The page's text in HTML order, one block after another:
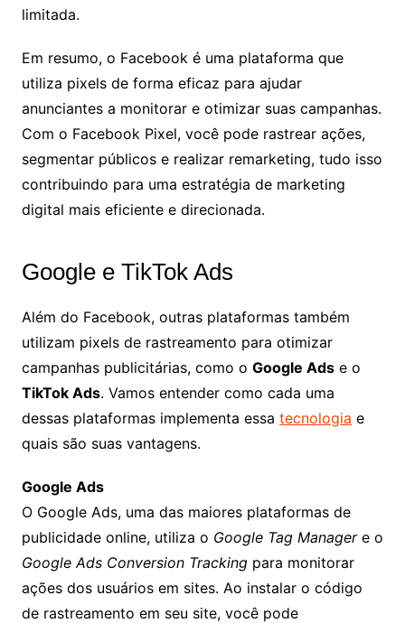
limitada.
Em resumo, o Facebook é uma plataforma que
utiliza pixels de forma eficaz para ajudar
anunciantes a monitorar e otimizar suas campanhas.
Com o Facebook Pixel, você pode rastrear ações,
segmentar públicos e realizar remarketing, tudo isso
contribuindo para uma estratégia de marketing
digital mais eficiente e direcionada.
Google e TikTok Ads
Além do Facebook, outras plataformas também
utilizam pixels de rastreamento para otimizar
campanhas publicitárias, como o Google Adse o
TikTok Ads. Vamos entender como cada uma
dessas plataformas implementa essa tecnologia e
quais são suas vantagens.
Google Ads
O Google Ads, uma das maiores plataformas de
publicidade online, utiliza o Google Tag Managere o
Google Ads Conversion Trackingpara monitorar
ações dos usuários em sites. Ao instalar o código
de rastreamento em seu site, você pode